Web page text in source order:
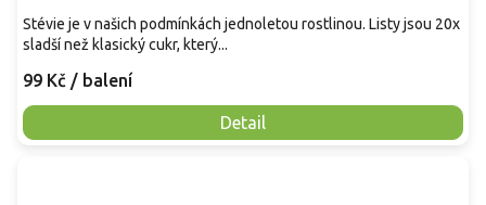
99 Kč / balení
Detail
Stévie je v našich podmínkách jednoletou rostlinou. Listy jsou 20x
sladší než klasický cukr, který...